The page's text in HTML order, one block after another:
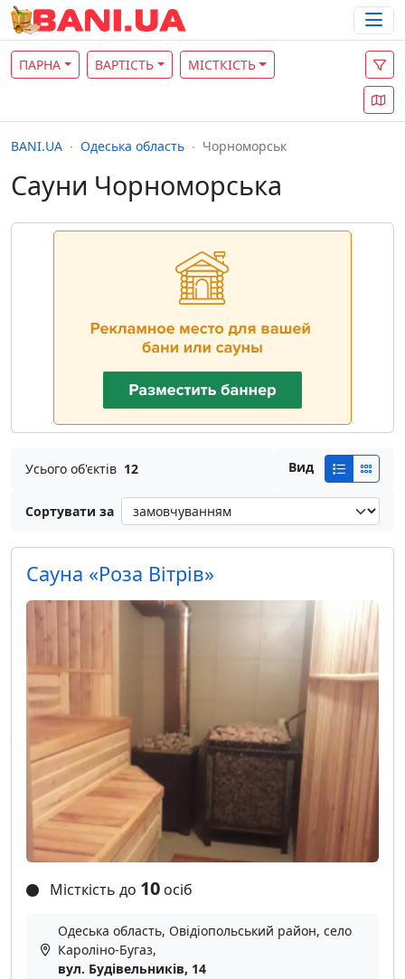
ПАРНА ВАРТІСТЬ МІСТКІСТЬ
BANI.UA Одеська область Чорноморськ
Сауни Чорноморська
Усього об'єктів 12 Вид
Сортувати за
Сауна «Роза Вітрів»
Місткість до 10 осіб
Одеська область, Овідіопольський район, село
Кароліно-Бугаз,
вул. Будівельників, 14